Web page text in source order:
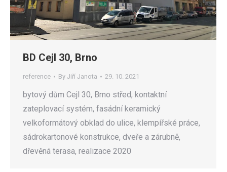
BD Cejl 30, Brno
reference By Jiří Janota 29. 10. 2021
bytový dům Cejl 30, Brno střed, kontaktní
zateplovací systém, fasádní keramický
velkoformátový obklad do ulice, klempířské práce,
sádrokartonové konstrukce, dveře a zárubně,
dřevěná terasa, realizace 2020